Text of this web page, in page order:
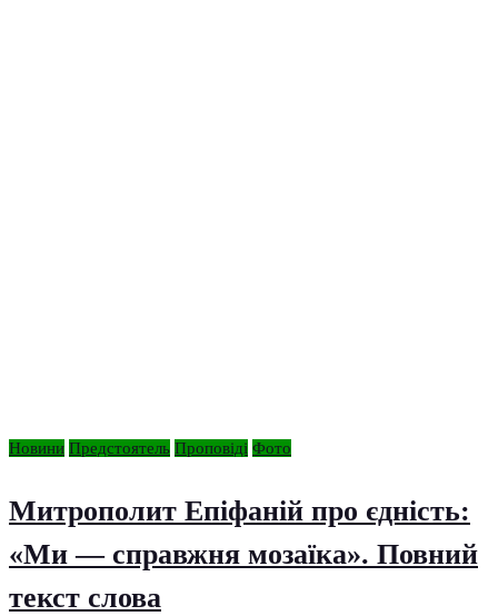
Новини Предстоятель Проповіді Фото
Митрополит Епіфаній про єдність:
«Ми — справжня мозаїка». Повний
текст слова